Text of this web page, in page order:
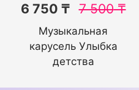
6 750 ₸ 7 500₸
Музыкальная
карусель Улыбка
детства